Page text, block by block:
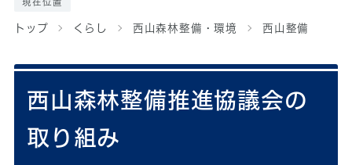
現在位置
トップ くらし 西山森林整備・環境 西山整備
西山森林整備推進協議会の
取り組み